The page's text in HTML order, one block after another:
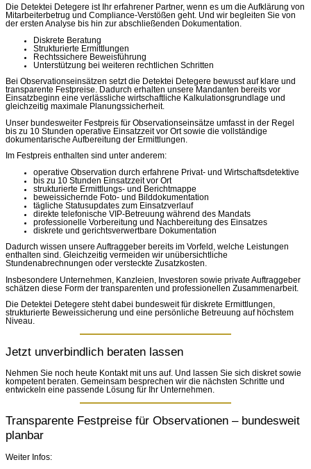
Die Detektei Detegere ist Ihr erfahrener Partner, wenn es um die Aufklärung von
Mitarbeiterbetrug und Compliance-Verstößen geht. Und wir begleiten Sie von
der ersten Analyse bis hin zur abschließenden Dokumentation.
Diskrete Beratung
Strukturierte Ermittlungen
Rechtssichere Beweisführung
Unterstützung bei weiteren rechtlichen Schritten
Bei Observationseinsätzen setzt die Detektei Detegere bewusst auf klare und
transparente Festpreise. Dadurch erhalten unsere Mandanten bereits vor
Einsatzbeginn eine verlässliche wirtschaftliche Kalkulationsgrundlage und
gleichzeitig maximale Planungssicherheit.
Unser bundesweiter Festpreis für Observationseinsätze umfasst in der Regel
bis zu 10 Stunden operative Einsatzzeit vor Ort sowie die vollständige
dokumentarische Aufbereitung der Ermittlungen.
Im Festpreis enthalten sind unter anderem:
operative Observation durch erfahrene Privat- und Wirtschaftsdetektive
bis zu 10 Stunden Einsatzzeit vor Ort
strukturierte Ermittlungs- und Berichtmappe
beweissichernde Foto- und Bilddokumentation
tägliche Statusupdates zum Einsatzverlauf
direkte telefonische VIP-Betreuung während des Mandats
professionelle Vorbereitung und Nachbereitung des Einsatzes
diskrete und gerichtsverwertbare Dokumentation
Dadurch wissen unsere Auftraggeber bereits im Vorfeld, welche Leistungen
enthalten sind. Gleichzeitig vermeiden wir unübersichtliche
Stundenabrechnungen oder versteckte Zusatzkosten.
Insbesondere Unternehmen, Kanzleien, Investoren sowie private Auftraggeber
schätzen diese Form der transparenten und professionellen Zusammenarbeit.
Die Detektei Detegere steht dabei bundesweit für diskrete Ermittlungen,
strukturierte Beweissicherung und eine persönliche Betreuung auf höchstem
Niveau.
Jetzt unverbindlich beraten lassen
Nehmen Sie noch heute Kontakt mit uns auf. Und lassen Sie sich diskret sowie
kompetent beraten. Gemeinsam besprechen wir die nächsten Schritte und
entwickeln eine passende Lösung für Ihr Unternehmen.
Transparente Festpreise für Observationen – bundesweit
planbar
Weiter Infos: